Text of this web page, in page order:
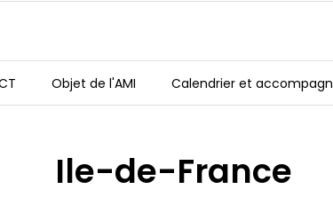
Objet de l'AMI Calendrier et
Ile-de-France